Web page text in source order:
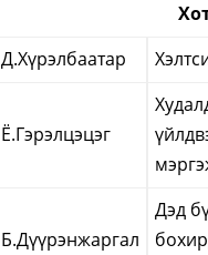
Д.Хүрэлбаатар
Ё.Гэрэлцэцэг
Б.Дүүрэнжаргал
Дэд